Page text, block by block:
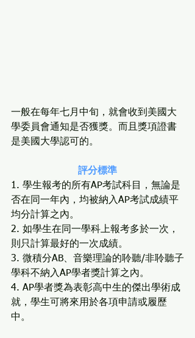
一般在每年七月中旬，就會收到美國大
學委員會通知是否獲獎。而且獎項證書
是美國大學認可的。
評分標準
1. 學生報考的所有AP考試科目，無論是
否在同一年內，均被納入AP考試成績平
均分計算之內。
2. 如學生在同一學科上報考多於一次，
則只計算最好的一次成績。
3. 微積分AB、音樂理論的聆聽/非聆聽子
學科不納入AP學者獎計算之內。
4. AP學者獎為表彰高中生的傑出學術成
就，學生可將來用於各項申請或履歷
中。